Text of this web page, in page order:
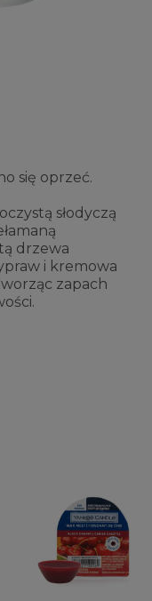
się oprzeć.
słodyczą
drzewa
i kremowa
zapach